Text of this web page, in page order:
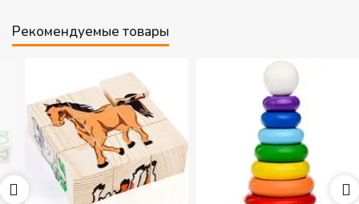
Рекомендуемые товары